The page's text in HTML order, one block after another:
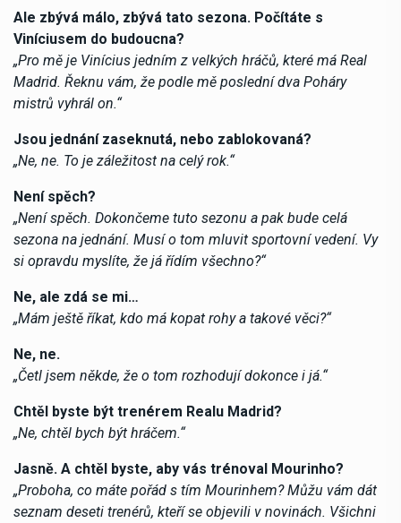
Ale zbývá málo, zbývá tato sezona. Počítáte s
Viníciusem do budoucna?
„Pro mě je Vinícius jedním z velkých hráčů, které má Real
Madrid. Řeknu vám, že podle mě poslední dva Poháry
mistrů vyhrál on.“
Jsou jednání zaseknutá, nebo zablokovaná?
„Ne, ne. To je záležitost na celý rok.“
Není spěch?
„Není spěch. Dokončeme tuto sezonu a pak bude celá
sezona na jednání. Musí o tom mluvit sportovní vedení. Vy
si opravdu myslíte, že já řídím všechno?“
Ne, ale zdá se mi…
„Mám ještě říkat, kdo má kopat rohy a takové věci?“
Ne, ne.
„Četl jsem někde, že o tom rozhodují dokonce i já.“
Chtěl byste být trenérem Realu Madrid?
„Ne, chtěl bych být hráčem.“
Jasně. A chtěl byste, aby vás trénoval Mourinho?
„Proboha, co máte pořád s tím Mourinhem? Můžu vám dát
seznam deseti trenérů, kteří se objevili v novinách. Všichni